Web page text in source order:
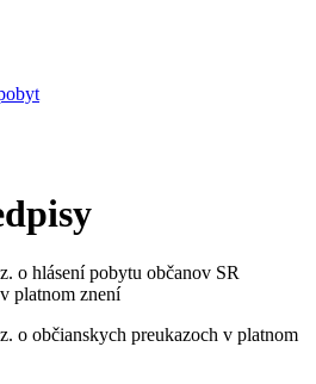
o hlásení pobytu občanov SR
platnom znení
o občianskych preukazoch v platnom